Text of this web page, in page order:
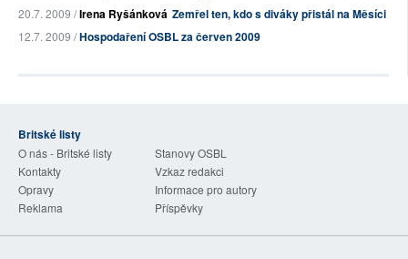
20.7. 2009 /Irena Ryšánková Zemřel ten, kdo s diváky přistál na Měsíci
12.7. 2009 /Hospodaření OSBL za červen 2009
Britské listy
O nás - Britské listy
Stanovy OSBL
Kontakty
Vzkaz redakci
Opravy
Informace pro autory
Reklama
Příspěvky